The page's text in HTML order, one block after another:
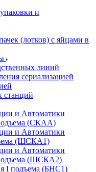
и
(лотков) с яйцами в
линий
сериализацией
станций
и Автоматики
(СКАА)
и Автоматики
(ШСКА1)
и Автоматики
(ШСКА2)
I подъема (БНС1)